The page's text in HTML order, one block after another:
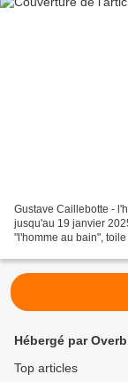
Gustave Caillebotte -
jusqu'au 19 janvier
"l'homme au bain",
Hébergé par
Top articles